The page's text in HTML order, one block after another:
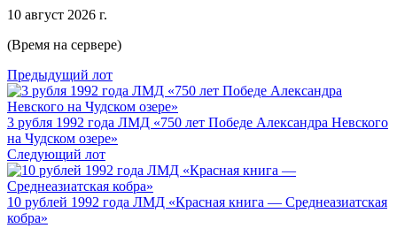
10 август 2026 г.
(Время на сервере)
Предыдущий лот
3 рубля 1992 года ЛМД «750 лет Победе Александра Невского
на Чудском озере»
Следующий лот
10 рублей 1992 года ЛМД «Красная книга — Среднеазиатская
кобра»